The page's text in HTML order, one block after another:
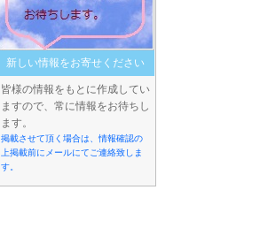
新しい情報をお寄せください
皆様の情報をもとに作成してい
ますので、常に情報をお待ちし
ます。
掲載させて頂く場合は、情報確認の
上掲載前にメールにてご連絡致しま
す。